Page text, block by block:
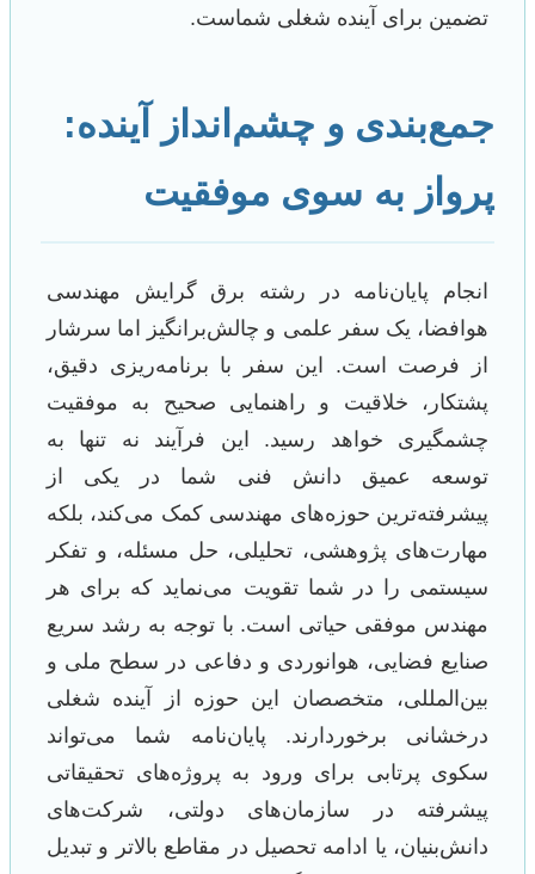
تضمین برای آینده شغلی شماست.
جمع‌بندی و چشم‌انداز آینده:
پرواز به سوی موفقیت
انجام پایان‌نامه در رشته برق گرایش مهندسی
هوافضا، یک سفر علمی و چالش‌برانگیز اما سرشار
از فرصت است. این سفر با برنامه‌ریزی دقیق،
پشتکار، خلاقیت و راهنمایی صحیح به موفقیت
چشمگیری خواهد رسید. این فرآیند نه تنها به
توسعه عمیق دانش فنی شما در یکی از
پیشرفته‌ترین حوزه‌های مهندسی کمک می‌کند، بلکه
مهارت‌های پژوهشی، تحلیلی، حل مسئله، و تفکر
سیستمی را در شما تقویت می‌نماید که برای هر
مهندس موفقی حیاتی است. با توجه به رشد سریع
صنایع فضایی، هوانوردی و دفاعی در سطح ملی و
بین‌المللی، متخصصان این حوزه از آینده شغلی
درخشانی برخوردارند. پایان‌نامه شما می‌تواند
سکوی پرتابی برای ورود به پروژه‌های تحقیقاتی
پیشرفته در سازمان‌های دولتی، شرکت‌های
دانش‌بنیان، یا ادامه تحصیل در مقاطع بالاتر و تبدیل